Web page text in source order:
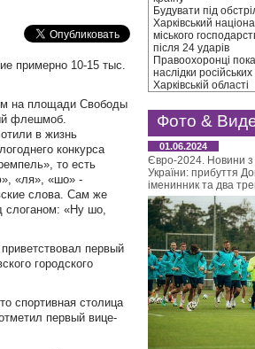
примерно 10-15 тыс.
на площади Свободы
флешмоб.
в жизнь
конкурса
то есть
«ля», «шо» -
слова. Сам же
слоганом: «Ну шо,
первый
городского
спортивная столица
первый вице-
Будувати під
Харківський
міського
після 24 ударів
Правоохоронці
наслідки російських
Харківській області
Фото &
01.06.2024
Євро-2024. Новини з
України: прибуття
іменинник та два